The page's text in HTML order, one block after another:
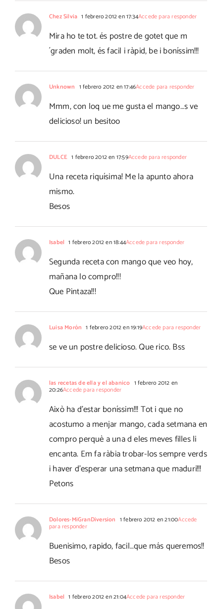
Chez Silvia 1 febrero 2012 en 17:34Accede para responder
Mira ho te tot. és postre de gotet que m
´graden molt, és facil i ràpid, be i boníssim!!!
Unknown 1 febrero 2012 en 17:46Accede para responder
Mmm, con loq ue me gusta el mango…s ve
delicioso! un besitoo
DULCE 1 febrero 2012 en 17:59Accede para responder
Una receta riquísima! Me la apunto ahora
mismo.
Besos
Isabel 1 febrero 2012 en 18:44Accede para responder
Segunda receta con mango que veo hoy,
mañana lo compro!!!
Que Pintaza!!!
Luisa Morón 1 febrero 2012 en 19:19Accede para responder
se ve un postre delicioso. Que rico. Bss
las recetas de ella y el abanico 1 febrero 2012 en
20:26Accede para responder
Això ha d'estar boníssim!!! Tot i que no
acostumo a menjar mango, cada setmana en
compro perquè a una d eles meves filles li
encanta. Em fa ràbia trobar-los sempre verds
i haver d'esperar una setmana que maduri!!!
Petons
Dolores-MiGranDiversion 1 febrero 2012 en 21:00Accede
para responder
Buenisimo, rapido, facil…que más queremos!!
Besos
Isabel 1 febrero 2012 en 21:04Accede para responder